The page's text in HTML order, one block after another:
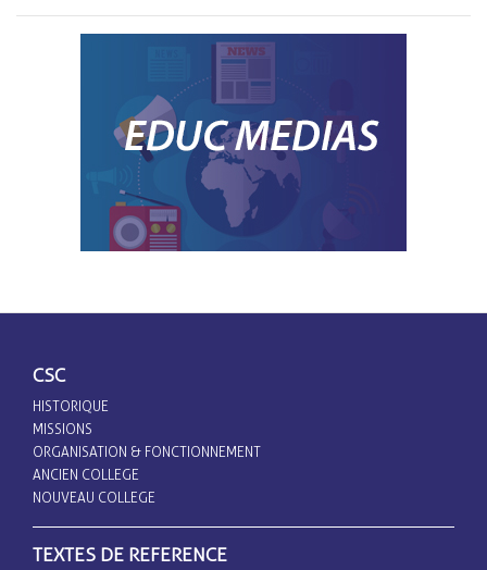
CSC
HISTORIQUE
MISSIONS
ORGANISATION & FONCTIONNEMENT
ANCIEN COLLEGE
NOUVEAU COLLEGE
TEXTES DE REFERENCE